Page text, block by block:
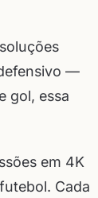
—
gol, essa
em 4K
Cada